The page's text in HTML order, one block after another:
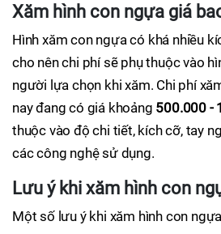
Xăm hình con ngựa giá
Hình xăm con ngựa có khá nhiều
cho nên chi phí sẽ phụ thuộc vào
người lựa chọn khi xăm. Chi phí
nay đang có giá khoảng 500.000 -
thuộc vào độ chi tiết, kích cỡ, tay
các công nghệ sử dụng.
Lưu ý khi xăm hình con
Một số lưu ý khi xăm hình con